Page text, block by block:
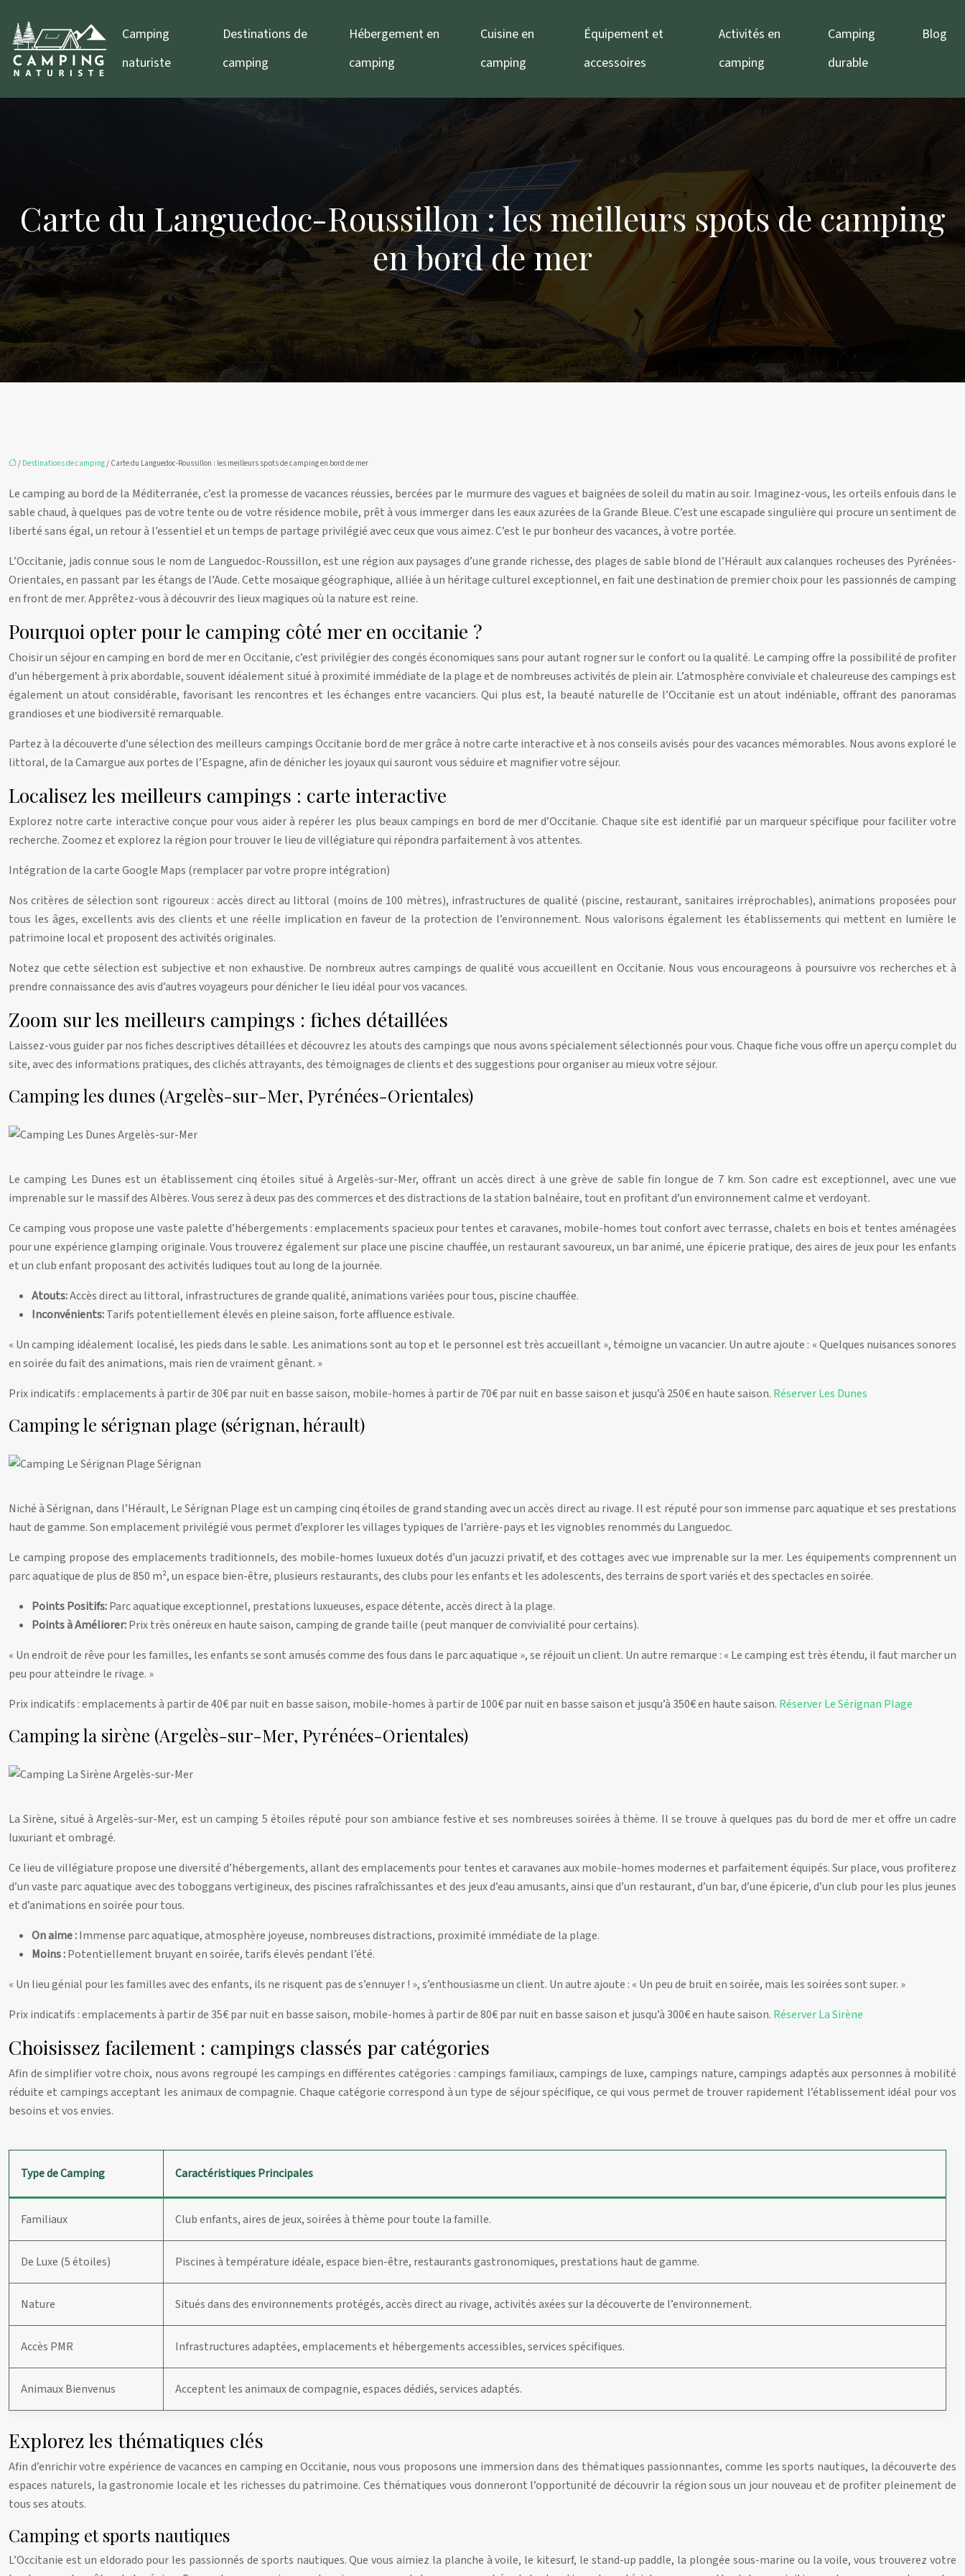
Camping
naturiste
Destinations de
camping
Hébergement en
camping
Cuisine en
camping
Équipement et
accessoires
Activités en
camping
Camping
durable
Blog
Carte du Languedoc-Roussillon : les meilleurs spots de camping
en bord de mer
/ Destinations de camping/ Carte du Languedoc-Roussillon : les meilleurs spots de camping en bord de mer
Le camping au bord de la Méditerranée, c’est la promesse de vacances réussies, bercées par le murmure des vagues et baignées de soleil du matin au soir. Imaginez-vous, les orteils enfouis dans le
sable chaud, à quelques pas de votre tente ou de votre résidence mobile, prêt à vous immerger dans les eaux azurées de la Grande Bleue. C’est une escapade singulière qui procure un sentiment de
liberté sans égal, un retour à l’essentiel et un temps de partage privilégié avec ceux que vous aimez. C’est le pur bonheur des vacances, à votre portée.
L’Occitanie, jadis connue sous le nom de Languedoc-Roussillon, est une région aux paysages d’une grande richesse, des plages de sable blond de l’Hérault aux calanques rocheuses des Pyrénées-
Orientales, en passant par les étangs de l’Aude. Cette mosaïque géographique, alliée à un héritage culturel exceptionnel, en fait une destination de premier choix pour les passionnés de camping
en front de mer. Apprêtez-vous à découvrir des lieux magiques où la nature est reine.
Pourquoi opter pour le camping côté mer en occitanie ?
Choisir un séjour en camping en bord de mer en Occitanie, c’est privilégier des congés économiques sans pour autant rogner sur le confort ou la qualité. Le camping offre la possibilité de profiter
d’un hébergement à prix abordable, souvent idéalement situé à proximité immédiate de la plage et de nombreuses activités de plein air. L’atmosphère conviviale et chaleureuse des campings est
également un atout considérable, favorisant les rencontres et les échanges entre vacanciers. Qui plus est, la beauté naturelle de l’Occitanie est un atout indéniable, offrant des panoramas
grandioses et une biodiversité remarquable.
Partez à la découverte d’une sélection des meilleurs campings Occitanie bord de mer grâce à notre carte interactive et à nos conseils avisés pour des vacances mémorables. Nous avons exploré le
littoral, de la Camargue aux portes de l’Espagne, afin de dénicher les joyaux qui sauront vous séduire et magnifier votre séjour.
Localisez les meilleurs campings : carte interactive
Explorez notre carte interactive conçue pour vous aider à repérer les plus beaux campings en bord de mer d’Occitanie. Chaque site est identifié par un marqueur spécifique pour faciliter votre
recherche. Zoomez et explorez la région pour trouver le lieu de villégiature qui répondra parfaitement à vos attentes.
Intégration de la carte Google Maps (remplacer par votre propre intégration)
Nos critères de sélection sont rigoureux : accès direct au littoral (moins de 100 mètres), infrastructures de qualité (piscine, restaurant, sanitaires irréprochables), animations proposées pour
tous les âges, excellents avis des clients et une réelle implication en faveur de la protection de l’environnement. Nous valorisons également les établissements qui mettent en lumière le
patrimoine local et proposent des activités originales.
Notez que cette sélection est subjective et non exhaustive. De nombreux autres campings de qualité vous accueillent en Occitanie. Nous vous encourageons à poursuivre vos recherches et à
prendre connaissance des avis d’autres voyageurs pour dénicher le lieu idéal pour vos vacances.
Zoom sur les meilleurs campings : fiches détaillées
Laissez-vous guider par nos fiches descriptives détaillées et découvrez les atouts des campings que nous avons spécialement sélectionnés pour vous. Chaque fiche vous offre un aperçu complet du
site, avec des informations pratiques, des clichés attrayants, des témoignages de clients et des suggestions pour organiser au mieux votre séjour.
Camping les dunes (Argelès-sur-Mer, Pyrénées-Orientales)
Le camping Les Dunes est un établissement cinq étoiles situé à Argelès-sur-Mer, offrant un accès direct à une grève de sable fin longue de 7 km. Son cadre est exceptionnel, avec une vue
imprenable sur le massif des Albères. Vous serez à deux pas des commerces et des distractions de la station balnéaire, tout en profitant d’un environnement calme et verdoyant.
Ce camping vous propose une vaste palette d’hébergements : emplacements spacieux pour tentes et caravanes, mobile-homes tout confort avec terrasse, chalets en bois et tentes aménagées
pour une expérience glamping originale. Vous trouverez également sur place une piscine chauffée, un restaurant savoureux, un bar animé, une épicerie pratique, des aires de jeux pour les enfants
et un club enfant proposant des activités ludiques tout au long de la journée.
Atouts:Accès direct au littoral, infrastructures de grande qualité, animations variées pour tous, piscine chauffée.
Inconvénients:Tarifs potentiellement élevés en pleine saison, forte affluence estivale.
« Un camping idéalement localisé, les pieds dans le sable. Les animations sont au top et le personnel est très accueillant », témoigne un vacancier. Un autre ajoute : « Quelques nuisances sonores
en soirée du fait des animations, mais rien de vraiment gênant. »
Prix indicatifs : emplacements à partir de 30€ par nuit en basse saison, mobile-homes à partir de 70€ par nuit en basse saison et jusqu’à 250€ en haute saison. Réserver Les Dunes
Camping le sérignan plage (sérignan, hérault)
Niché à Sérignan, dans l’Hérault, Le Sérignan Plage est un camping cinq étoiles de grand standing avec un accès direct au rivage. Il est réputé pour son immense parc aquatique et ses prestations
haut de gamme. Son emplacement privilégié vous permet d’explorer les villages typiques de l’arrière-pays et les vignobles renommés du Languedoc.
Le camping propose des emplacements traditionnels, des mobile-homes luxueux dotés d’un jacuzzi privatif, et des cottages avec vue imprenable sur la mer. Les équipements comprennent un
parc aquatique de plus de 850 m², un espace bien-être, plusieurs restaurants, des clubs pour les enfants et les adolescents, des terrains de sport variés et des spectacles en soirée.
Points Positifs:Parc aquatique exceptionnel, prestations luxueuses, espace détente, accès direct à la plage.
Points à Améliorer:Prix très onéreux en haute saison, camping de grande taille (peut manquer de convivialité pour certains).
« Un endroit de rêve pour les familles, les enfants se sont amusés comme des fous dans le parc aquatique », se réjouit un client. Un autre remarque : « Le camping est très étendu, il faut marcher un
peu pour atteindre le rivage. »
Prix indicatifs : emplacements à partir de 40€ par nuit en basse saison, mobile-homes à partir de 100€ par nuit en basse saison et jusqu’à 350€ en haute saison. Réserver Le Sérignan Plage
Camping la sirène (Argelès-sur-Mer, Pyrénées-Orientales)
La Sirène, situé à Argelès-sur-Mer, est un camping 5 étoiles réputé pour son ambiance festive et ses nombreuses soirées à thème. Il se trouve à quelques pas du bord de mer et offre un cadre
luxuriant et ombragé.
Ce lieu de villégiature propose une diversité d’hébergements, allant des emplacements pour tentes et caravanes aux mobile-homes modernes et parfaitement équipés. Sur place, vous profiterez
d’un vaste parc aquatique avec des toboggans vertigineux, des piscines rafraîchissantes et des jeux d’eau amusants, ainsi que d’un restaurant, d’un bar, d’une épicerie, d’un club pour les plus jeunes
et d’animations en soirée pour tous.
On aime :Immense parc aquatique, atmosphère joyeuse, nombreuses distractions, proximité immédiate de la plage.
Moins :Potentiellement bruyant en soirée, tarifs élevés pendant l’été.
« Un lieu génial pour les familles avec des enfants, ils ne risquent pas de s’ennuyer ! », s’enthousiasme un client. Un autre ajoute : « Un peu de bruit en soirée, mais les soirées sont super. »
Prix indicatifs : emplacements à partir de 35€ par nuit en basse saison, mobile-homes à partir de 80€ par nuit en basse saison et jusqu’à 300€ en haute saison. Réserver La Sirène
Choisissez facilement : campings classés par catégories
Afin de simplifier votre choix, nous avons regroupé les campings en différentes catégories : campings familiaux, campings de luxe, campings nature, campings adaptés aux personnes à mobilité
réduite et campings acceptant les animaux de compagnie. Chaque catégorie correspond à un type de séjour spécifique, ce qui vous permet de trouver rapidement l’établissement idéal pour vos
besoins et vos envies.
Type de Camping Caractéristiques Principales
Familiaux Club enfants, aires de jeux, soirées à thème pour toute la famille.
De Luxe (5 étoiles) Piscines à température idéale, espace bien-être, restaurants gastronomiques, prestations haut de gamme.
Nature Situés dans des environnements protégés, accès direct au rivage, activités axées sur la découverte de l’environnement.
Accès PMR Infrastructures adaptées, emplacements et hébergements accessibles, services spécifiques.
Animaux Bienvenus Acceptent les animaux de compagnie, espaces dédiés, services adaptés.
Explorez les thématiques clés
Afin d’enrichir votre expérience de vacances en camping en Occitanie, nous vous proposons une immersion dans des thématiques passionnantes, comme les sports nautiques, la découverte des
espaces naturels, la gastronomie locale et les richesses du patrimoine. Ces thématiques vous donneront l’opportunité de découvrir la région sous un jour nouveau et de profiter pleinement de
tous ses atouts.
Camping et sports nautiques
L’Occitanie est un eldorado pour les passionnés de sports nautiques. Que vous aimiez la planche à voile, le kitesurf, le stand-up paddle, la plongée sous-marine ou la voile, vous trouverez votre